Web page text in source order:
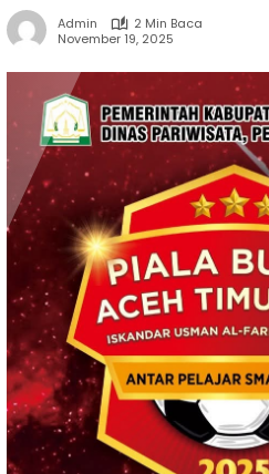
Admin
2 Min Baca
November 19, 2025